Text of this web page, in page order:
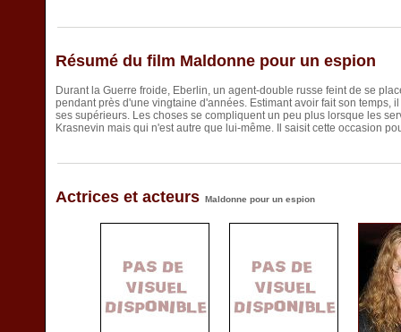
Résumé du film Maldonne pour un espion
Durant la Guerre froide, Eberlin, un agent-double russe feint de se
pendant près d'une vingtaine d'années. Estimant avoir fait son temps,
ses supérieurs. Les choses se compliquent un peu plus lorsque les
Krasnevin mais qui n'est autre que lui-même. Il saisit cette occasion
Actrices et acteurs Maldonne pour un espion